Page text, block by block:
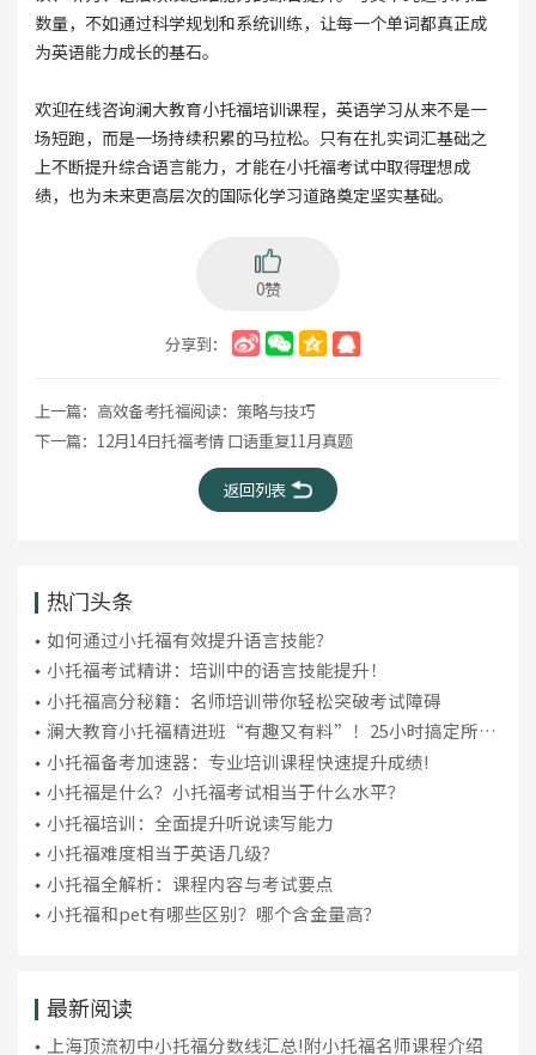
数量，不如通过科学规划和系统训练，让每一个单词都真正成
为英语能力成长的基石。
欢迎在线咨询澜大教育小托福培训课程，英语学习从来不是一
场短跑，而是一场持续积累的马拉松。只有在扎实词汇基础之
上不断提升综合语言能力，才能在小托福考试中取得理想成
绩，也为未来更高层次的国际化学习道路奠定坚实基础。
0赞
分享到：
上一篇： ​高效备考托福阅读：策略与技巧
下一篇： 12月14日托福考情 口语重复11月真题
返回列表
热门头条
如何通过小托福有效提升语言技能？
小托福考试精讲：培训中的语言技能提升！
小托福高分秘籍：名师培训带你轻松突破考试障碍
澜大教育小托福精进班“有趣又有料”！25小时搞定所有
小初高英语语法
小托福备考加速器：专业培训课程快速提升成绩!
小托福是什么？小托福考试相当于什么水平？
小托福培训：全面提升听说读写能力
小托福难度相当于英语几级？
小托福全解析：课程内容与考试要点
小托福和pet有哪些区别？哪个含金量高？
最新阅读
上海顶流初中小托福分数线汇总!附小托福名师课程介绍